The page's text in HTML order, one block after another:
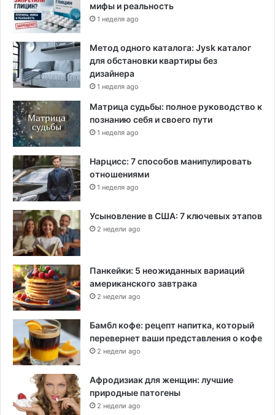
о
п
г
р
а
н
ч
н
о
й
с
т
е
н
ы
мифы и реальность
1 неделя ago
Метод одного каталога: Jysk каталог
для обстановки квартиры без
дизайнера
1 неделя ago
Матрица судьбы: полное руководство к
познанию себя и своего пути
1 неделя ago
Нарцисс: 7 способов манипулировать
отношениями
1 неделя ago
Усыновление в США: 7 ключевых этапов
2 недели ago
Панкейки: 5 неожиданных вариаций
американского завтрака
2 недели ago
Бамбл кофе: рецепт напитка, который
перевернет ваши представления о кофе
2 недели ago
Афродизиак для женщин: лучшие
природные патогены
2 недели ago